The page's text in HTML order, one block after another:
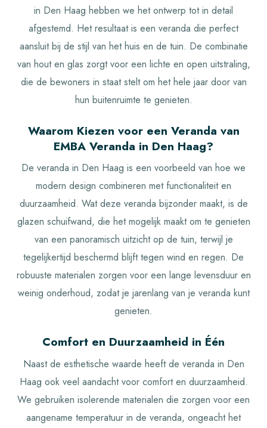
in Den Haag hebben we het ontwerp tot in detail
afgestemd. Het resultaat is een veranda die perfect
aansluit bij de stijl van het huis en de tuin. De combinatie
van hout en glas zorgt voor een lichte en open uitstraling,
die de bewoners in staat stelt om het hele jaar door van
hun buitenruimte te genieten.
Waarom Kiezen voor een Veranda van
EMBA Veranda in Den Haag?
De veranda in Den Haag is een voorbeeld van hoe we
modern design combineren met functionaliteit en
duurzaamheid. Wat deze veranda bijzonder maakt, is de
glazen schuifwand, die het mogelijk maakt om te genieten
van een panoramisch uitzicht op de tuin, terwijl je
tegelijkertijd beschermd blijft tegen wind en regen. De
robuuste materialen zorgen voor een lange levensduur en
weinig onderhoud, zodat je jarenlang van je veranda kunt
genieten.
Comfort en Duurzaamheid in Één
Naast de esthetische waarde heeft de veranda in Den
Haag ook veel aandacht voor comfort en duurzaamheid.
We gebruiken isolerende materialen die zorgen voor een
aangename temperatuur in de veranda, ongeacht het